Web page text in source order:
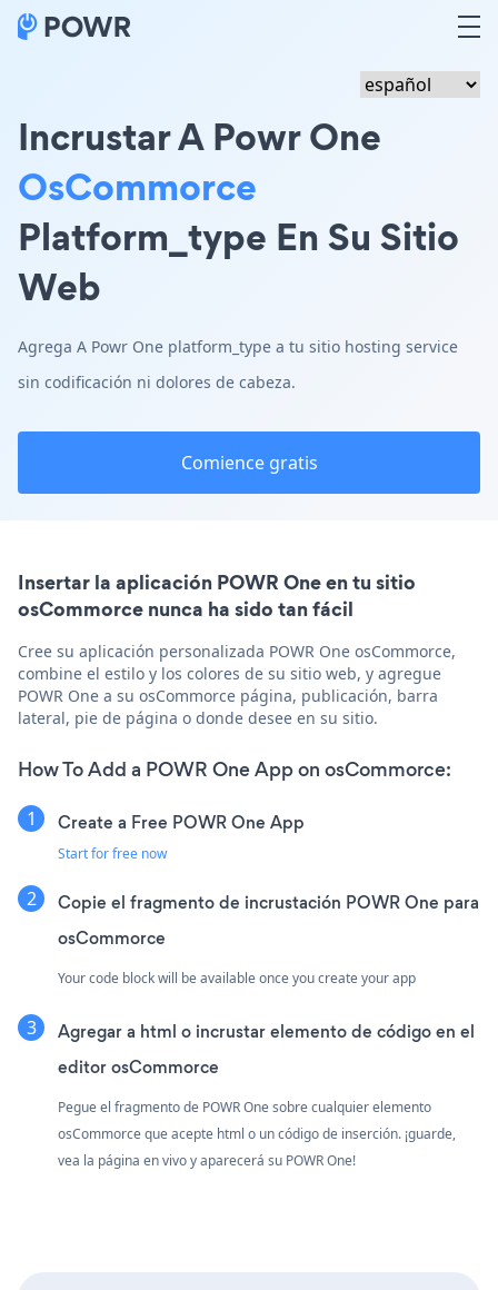
Incrustar A Powr One
OsCommorce
Platform_type En Su Sitio
Web
Agrega A Powr One platform_type a tu sitio hosting service
sin codificación ni dolores de cabeza.
Comience gratis
Insertar la aplicación POWR One en tu sitio
osCommorce nunca ha sido tan fácil
Cree su aplicación personalizada POWR One osCommorce,
combine el estilo y los colores de su sitio web, y agregue
POWR One a su osCommorce página, publicación, barra
lateral, pie de página o donde desee en su sitio.
How To Add a POWR One App on osCommorce:
Create a Free POWR One App
Start for free now
Copie el fragmento de incrustación POWR One para
osCommorce
Your code block will be available once you create your app
Agregar a html o incrustar elemento de código en el
editor osCommorce
Pegue el fragmento de POWR One sobre cualquier elemento
osCommorce que acepte html o un código de inserción. ¡guarde,
vea la página en vivo y aparecerá su POWR One!